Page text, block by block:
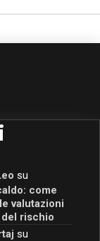
su
come
valutazioni
rischio
su